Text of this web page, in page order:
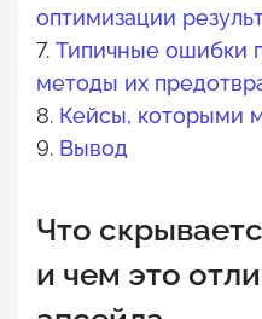
оптимизации
7. Типичные ошибки
методы их
8. Кейсы, которыми
9. Вывод
Что
и чем это